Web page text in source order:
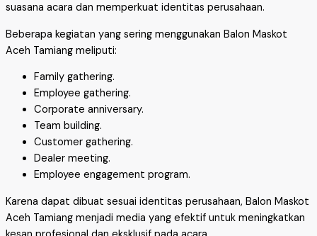
suasana acara dan memperkuat identitas perusahaan.
Beberapa kegiatan yang sering menggunakan Balon Maskot
Aceh Tamiang meliputi:
Family gathering.
Employee gathering.
Corporate anniversary.
Team building.
Customer gathering.
Dealer meeting.
Employee engagement program.
Karena dapat dibuat sesuai identitas perusahaan, Balon Maskot
Aceh Tamiang menjadi media yang efektif untuk meningkatkan